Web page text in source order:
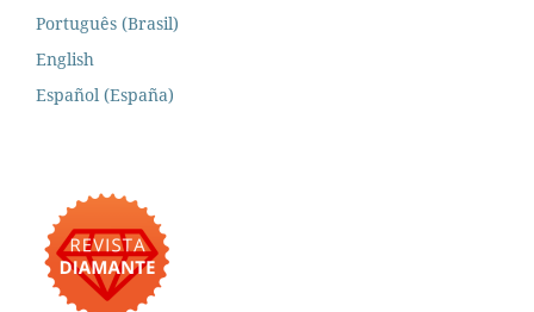
Português (Brasil)
English
Español (España)